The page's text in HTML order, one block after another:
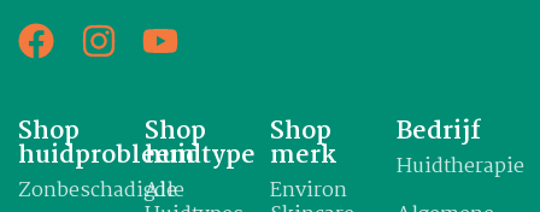
Shop
huidprobleem
Zonbeschadigde
Shop
huidtype
Alle
Shop
merk
Environ
Bedrijf
Huidtherapie